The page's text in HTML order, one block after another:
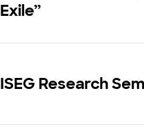
Exile”
ISEG Research